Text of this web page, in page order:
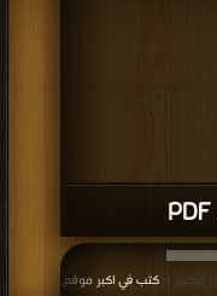
كتب في اكبر موقع